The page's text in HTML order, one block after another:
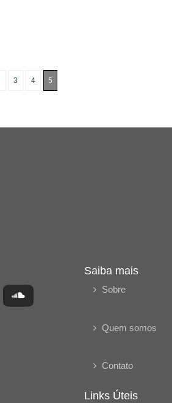
3 4 5
Saiba mais
Sobre
Quem somos
Contato
Links Úteis